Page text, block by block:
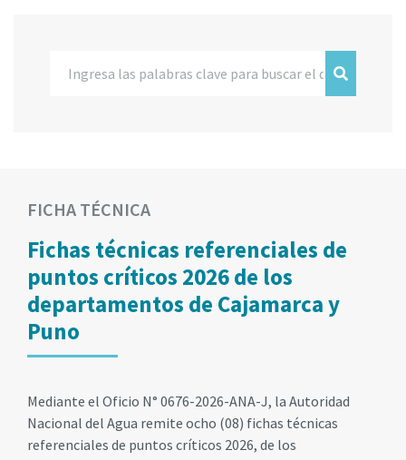
FICHA TÉCNICA
Fichas técnicas referenciales de
puntos críticos 2026 de los
departamentos de Cajamarca y
Puno
Mediante el Oficio N° 0676-2026-ANA-J, la Autoridad
Nacional del Agua remite ocho (08) fichas técnicas
referenciales de puntos críticos 2026, de los